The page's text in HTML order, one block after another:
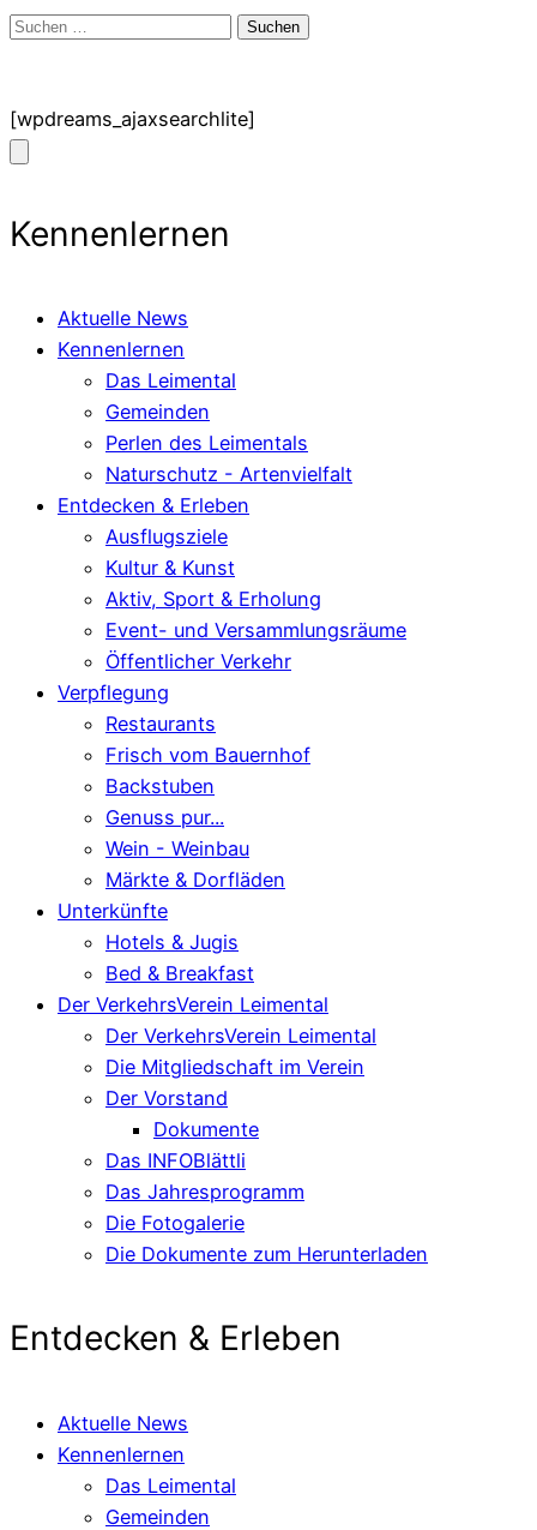
Suchen
[wpdreams_ajaxsearchlite]
Kennenlernen
Aktuelle News
Kennenlernen
Das Leimental
Gemeinden
Perlen des Leimentals
Naturschutz - Artenvielfalt
Entdecken & Erleben
Ausflugsziele
Kultur & Kunst
Aktiv, Sport & Erholung
Event- und Versammlungsräume
Öffentlicher Verkehr
Verpflegung
Restaurants
Frisch vom Bauernhof
Backstuben
Genuss pur...
Wein - Weinbau
Märkte & Dorfläden
Unterkünfte
Hotels & Jugis
Bed & Breakfast
Der VerkehrsVerein Leimental
Der VerkehrsVerein Leimental
Die Mitgliedschaft im Verein
Der Vorstand
Dokumente
Das INFOBlättli
Das Jahresprogramm
Die Fotogalerie
Die Dokumente zum Herunterladen
Entdecken & Erleben
Aktuelle News
Kennenlernen
Das Leimental
Gemeinden